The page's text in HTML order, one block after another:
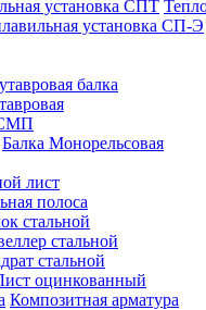
балка
Балка Монорельсовая
лист
полоса
стальной
стальной
стальной
оцинкованный
Композитная арматура